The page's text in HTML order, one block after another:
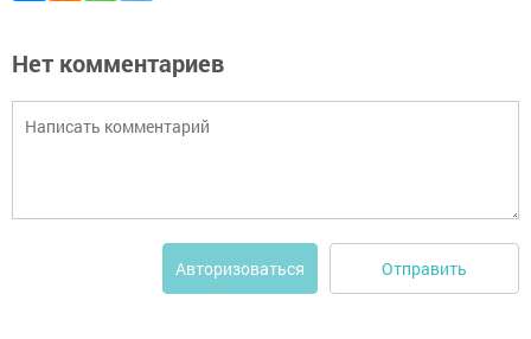
Нет комментариев
Авторизоваться Отправить